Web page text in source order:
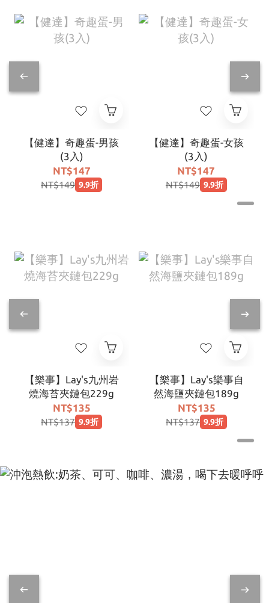
【健達】奇趣蛋-男孩
(3入)
NT$147
NT$149 9.9折
【健達】奇趣蛋-女孩
(3入)
NT$147
NT$149 9.9折
【樂事】Lay's九州岩
燒海苔夾鏈包229g
NT$135
NT$137 9.9折
【樂事】Lay's樂事自
然海鹽夾鏈包189g
NT$135
NT$137 9.9折